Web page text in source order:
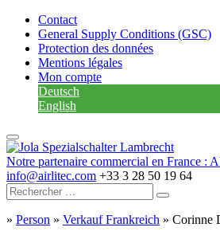
Contact
General Supply Conditions (GSC)
Protection des données
Mentions légales
Mon compte
Deutsch
English
Notre partenaire commercial en France :
info@airlitec.com +33 3 28 50 19 64
» Person » Verkauf Frankreich » Corinne